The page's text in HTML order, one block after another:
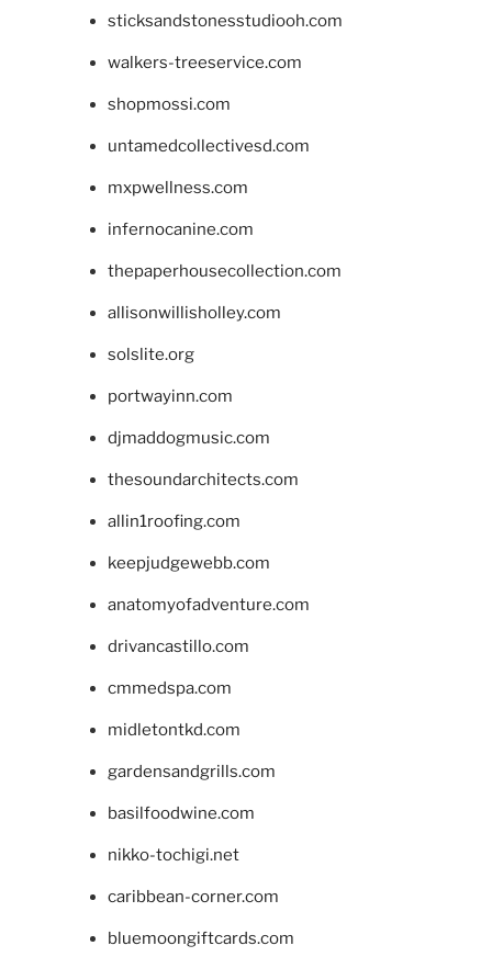
sticksandstonesstudiooh.com
walkers-treeservice.com
shopmossi.com
untamedcollectivesd.com
mxpwellness.com
infernocanine.com
thepaperhousecollection.com
allisonwillisholley.com
solslite.org
portwayinn.com
djmaddogmusic.com
thesoundarchitects.com
allin1roofing.com
keepjudgewebb.com
anatomyofadventure.com
drivancastillo.com
cmmedspa.com
midletontkd.com
gardensandgrills.com
basilfoodwine.com
nikko-tochigi.net
caribbean-corner.com
bluemoongiftcards.com